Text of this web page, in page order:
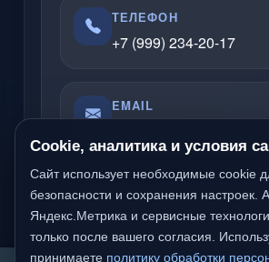
ТЕЛЕФОН
+7 (999) 234-20-17
EMAIL
Отвечаю по вопросам услуг,
серверов, облачных решений
компьютерной помощи.
Cookie, аналитика и условия
Сайт использует необходимые cookie
безопасности и сохранения настроек.
Яндекс.Метрика и сервисные
только после вашего согласия.
принимаете политику обработки